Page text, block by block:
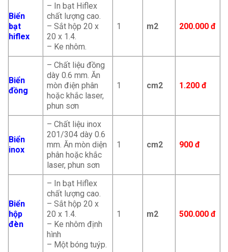
Biển
bạt
hiflex
– In bạt Hiflex
chất lượng cao.
– Sắt hộp 20 x
20 x 1.4.
– Ke nhôm.
1 m2 200.000 đ
Biển
đồng
– Chất liệu đồng
dày 0.6 mm. Ăn
mòn điện phân
hoặc khắc laser,
phun sơn
1 cm2 1.200 đ
Biển
inox
– Chất liệu inox
201/304 dày 0.6
mm. Ăn mòn diện
phân hoặc khắc
laser, phun sơn
1 cm2 900 đ
Biển
hộp
đèn
– In bạt Hiflex
chất lượng cao.
– Sắt hộp 20 x
20 x 1.4.
– Ke nhôm định
hình
– Một bóng tuýp.
1 m2 500.000 đ